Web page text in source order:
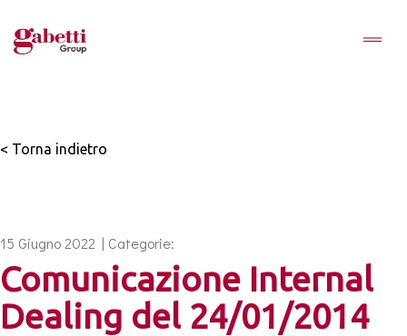
< Torna indietro
15 Giugno 2022 | Categorie:
Comunicazione Internal
Dealing del 24/01/2014